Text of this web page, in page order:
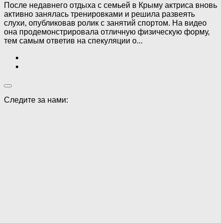
После недавнего отдыха с семьей в Крыму актриса вновь
активно занялась тренировками и решила развеять
слухи, опубликовав ролик с занятий спортом. На видео
она продемонстрировала отличную физическую форму,
тем самым ответив на спекуляции о...
Следите за нами: